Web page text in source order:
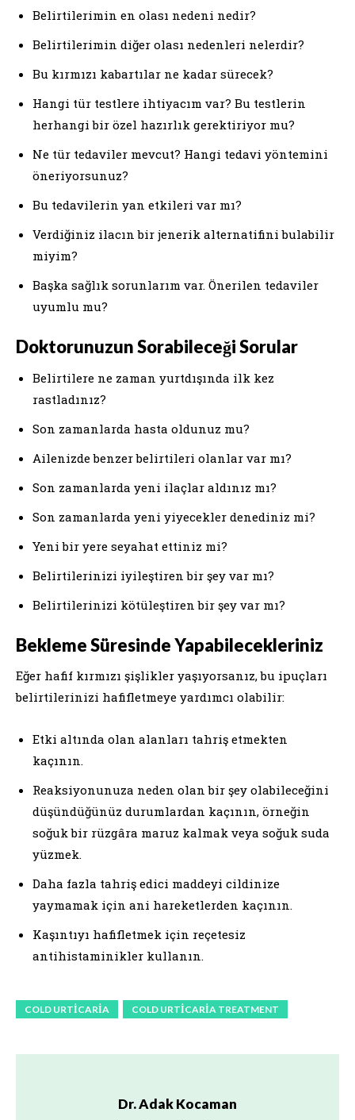
Belirtilerimin en olası nedeni nedir?
Belirtilerimin diğer olası nedenleri nelerdir?
Bu kırmızı kabartılar ne kadar sürecek?
Hangi tür testlere ihtiyacım var? Bu testlerin
herhangi bir özel hazırlık gerektiriyor mu?
Ne tür tedaviler mevcut? Hangi tedavi yöntemini
öneriyorsunuz?
Bu tedavilerin yan etkileri var mı?
Verdiğiniz ilacın bir jenerik alternatifini bulabilir
miyim?
Başka sağlık sorunlarım var. Önerilen tedaviler
uyumlu mu?
Doktorunuzun Sorabileceği Sorular
Belirtilere ne zaman yurtdışında ilk kez
rastladınız?
Son zamanlarda hasta oldunuz mu?
Ailenizde benzer belirtileri olanlar var mı?
Son zamanlarda yeni ilaçlar aldınız mı?
Son zamanlarda yeni yiyecekler denediniz mi?
Yeni bir yere seyahat ettiniz mi?
Belirtilerinizi iyileştiren bir şey var mı?
Belirtilerinizi kötüleştiren bir şey var mı?
Bekleme Süresinde Yapabilecekleriniz
Eğer hafif kırmızı şişlikler yaşıyorsanız, bu ipuçları
belirtilerinizi hafifletmeye yardımcı olabilir:
Etki altında olan alanları tahriş etmekten
kaçının.
Reaksiyonunuza neden olan bir şey olabileceğini
düşündüğünüz durumlardan kaçının, örneğin
soğuk bir rüzgâra maruz kalmak veya soğuk suda
yüzmek.
Daha fazla tahriş edici maddeyi cildinize
yaymamak için ani hareketlerden kaçının.
Kaşıntıyı hafifletmek için reçetesiz
antihistaminikler kullanın.
COLD URTICARIA COLD URTICARIA TREATMENT
Dr. Adak Kocaman